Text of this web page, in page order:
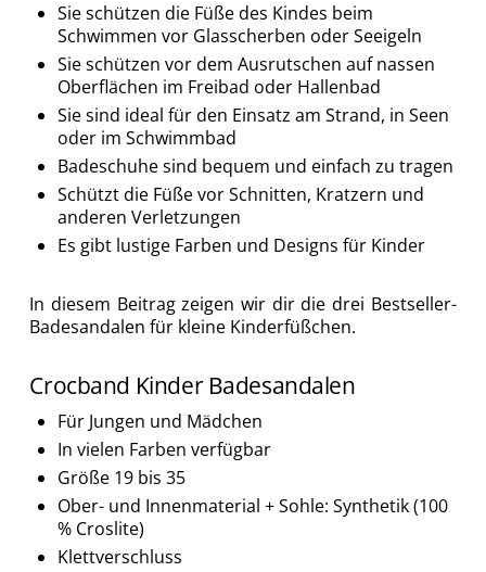
Sie schützen die Füße des Kindes beim
Schwimmen vor Glasscherben oder Seeigeln
Sie schützen vor dem Ausrutschen auf nassen
Oberflächen im Freibad oder Hallenbad
Sie sind ideal für den Einsatz am Strand, in Seen
oder im Schwimmbad
Badeschuhe sind bequem und einfach zu tragen
Schützt die Füße vor Schnitten, Kratzern und
anderen Verletzungen
Es gibt lustige Farben und Designs für Kinder
In diesem Beitrag zeigen wir dir die drei Bestseller-
Badesandalen für kleine Kinderfüßchen.
Crocband Kinder Badesandalen
Für Jungen und Mädchen
In vielen Farben verfügbar
Größe 19 bis 35
Ober- und Innenmaterial + Sohle: Synthetik (100
% Croslite)
Klettverschluss